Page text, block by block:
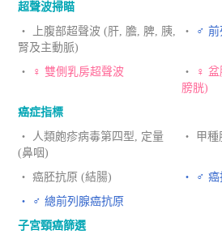
超聲波掃瞄
‧ 上腹部超聲波 (肝, 膽, 脾, 胰,
腎及主動脈)
‧ ♂ 前
‧ ♀ 雙側乳房超聲波 ‧
♀ 盆
膀胱)
癌症指標
‧ 人類皰疹病毒第四型, 定量
(鼻咽)
‧ 甲種
‧ 癌胚抗原 (結腸)
‧ ♂ 癌
‧ ♂ 總前列腺癌抗原
子宮頸癌篩選